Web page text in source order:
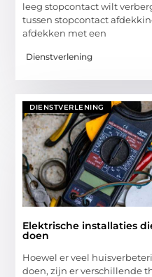
leeg stopcontact wilt
tussen stopcontact
afdekken met een
Dienstverlening
DIENSTVERLENING
Elektrische installaties
doen
Hoewel er veel
doen, zijn er verschillende